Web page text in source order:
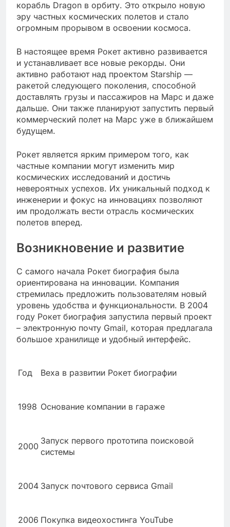
корабль Dragon в орбиту. Это открыло новую
эру частных космических полетов и стало
огромным прорывом в освоении космоса.
В настоящее время Рокет активно развивается
и устанавливает все новые рекорды. Они
активно работают над проектом Starship —
ракетой следующего поколения, способной
доставлять грузы и пассажиров на Марс и даже
дальше. Они также планируют запустить первый
коммерческий полет на Марс уже в ближайшем
будущем.
Рокет является ярким примером того, как
частные компании могут изменить мир
космических исследований и достичь
невероятных успехов. Их уникальный подход к
инженерии и фокус на инновациях позволяют
им продолжать вести отрасль космических
полетов вперед.
Возникновение и развитие
С самого начала Рокет биография была
ориентирована на инновации. Компания
стремилась предложить пользователям новый
уровень удобства и функциональности. В 2004
году Рокет биография запустила первый проект
– электронную почту Gmail, которая предлагала
большое хранилище и удобный интерфейс.
Год Веха в развитии Рокет биографии
1998 Основание компании в гараже
2000
Запуск первого прототипа поисковой
системы
2004 Запуск почтового сервиса Gmail
2006 Покупка видеохостинга YouTube